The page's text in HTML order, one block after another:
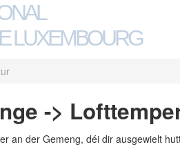
LUXEMBOURG
->
an der Gemeng, déi dir ausgewielt